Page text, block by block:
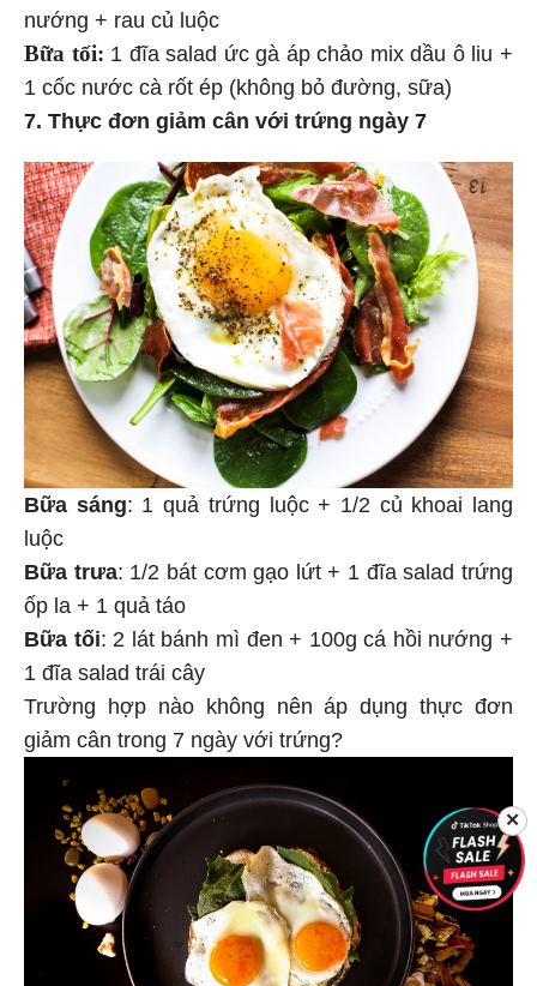
nướng + rau củ luộc
Bữa tối: 1 đĩa salad ức gà áp chảo mix dầu ô liu +
1 cốc nước cà rốt ép (không bỏ đường, sữa)
7. Thực đơn giảm cân với trứng ngày 7
Bữa sáng: 1 quả trứng luộc + 1/2 củ khoai lang
luộc
Bữa trưa: 1/2 bát cơm gạo lứt + 1 đĩa salad trứng
ốp la + 1 quả táo
Bữa tối: 2 lát bánh mì đen + 100g cá hồi nướng +
1 đĩa salad trái cây
Trường hợp nào không nên áp dụng thực đơn
giảm cân trong 7 ngày với trứng?
✕